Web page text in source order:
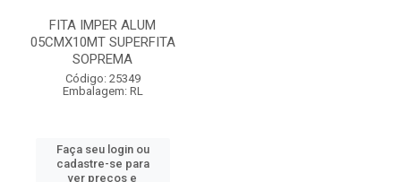
FITA IMPER ALUM
05CMX10MT SUPERFITA
SOPREMA
Código: 25349
Embalagem: RL
Faça seu login ou
cadastre-se para
ver preços e